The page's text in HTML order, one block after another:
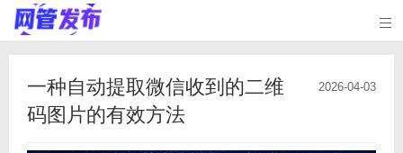

2026-04-03
一种自动提取微信收到的二维
码图片的有效方法